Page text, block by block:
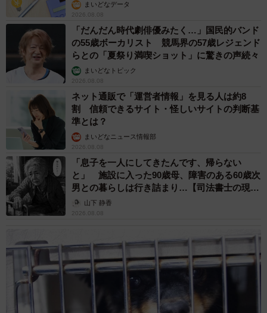
まいどなデータ
2026.08.08
「だんだん時代劇俳優みたく…」国民的バンド
の55歳ボーカリスト 競馬界の57歳レジェンド
らとの「夏祭り満喫ショット」に驚きの声続々
まいどなトピック
2026.08.08
ネット通販で「運営者情報」を見る人は約8
割 信頼できるサイト・怪しいサイトの判断基
準とは？
まいどなニュース情報部
2026.08.08
「息子を一人にしてきたんです、帰らない
と」 施設に入った90歳母、障害のある60歳次
男との暮らしは行き詰まり…【司法書士の現場
から】山下 静香
2026.08.08